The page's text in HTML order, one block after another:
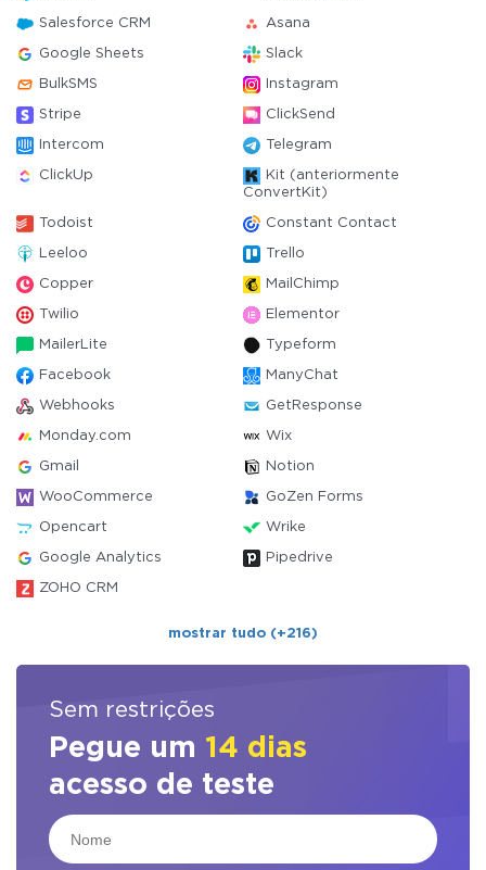
Salesforce CRM Asana
Google Sheets Slack
BulkSMS Instagram
Stripe ClickSend
Intercom Telegram
ClickUp
Kit (anteriormente
ConvertKit)
Todoist Constant Contact
Leeloo Trello
Copper MailChimp
Twilio Elementor
MailerLite Typeform
Facebook ManyChat
Webhooks GetResponse
Monday.com Wix
Gmail Notion
WooCommerce GoZen Forms
Opencart Wrike
Google Analytics Pipedrive
ZOHO CRM
mostrar tudo (+216)
Sem restrições
Pegue um 14 dias
acesso de teste